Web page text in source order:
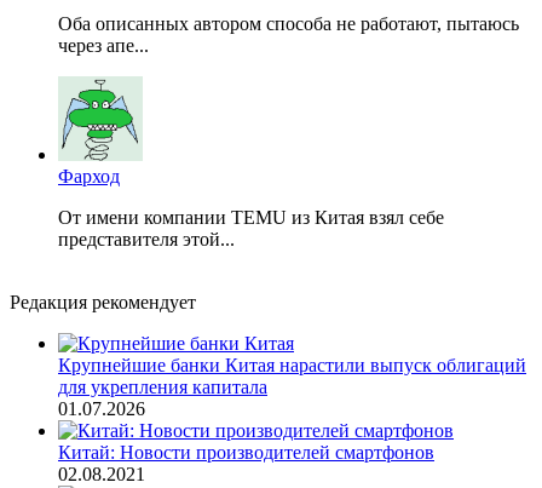
Оба описанных автором способа не работают, пытаюсь
через апе...
Фарход
От имени компании TEMU из Китая взял себе
представителя этой...
Редакция рекомендует
Крупнейшие банки Китая нарастили выпуск облигаций
для укрепления капитала
01.07.2026
Китай: Новости производителей смартфонов
02.08.2021